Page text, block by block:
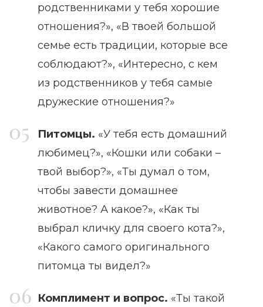
родственниками у тебя хорошие
отношения?», «В твоей большой
семье есть традиции, которые все
соблюдают?», «Интересно, с кем
из родственников у тебя самые
дружеские отношения?»
Питомцы. «У тебя есть домашний
любимец?», «Кошки или собаки –
твой выбор?», «Ты думал о том,
чтобы завести домашнее
животное? А какое?», «Как ты
выбрал кличку для своего кота?»,
«Какого самого оригинального
питомца ты видел?»
Комплимент и вопрос. «Ты такой